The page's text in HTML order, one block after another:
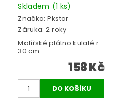
Skladem (1 ks)
Značka: Pkstar
Záruka: 2 roky
Malířské plátno kulaté r :
30 cm.
158 Kč